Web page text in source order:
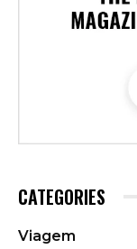
CATEGORIES
Viagem